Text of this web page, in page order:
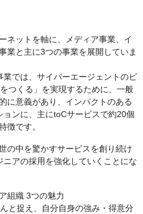
ネットを軸に、メディア事業、イ
業と主に3つの事業を展開していま
では、サイバーエージェントのビ
つくる」を実現するために、一般
に意義があり、インパクトのある
ンに、主にtoCサービスで約20個
徴です。
の中を驚かすサービスを創り続け
アの採用を強化していくことにな
組織 3つの魅力
と捉え、自分自身の強み・得意分